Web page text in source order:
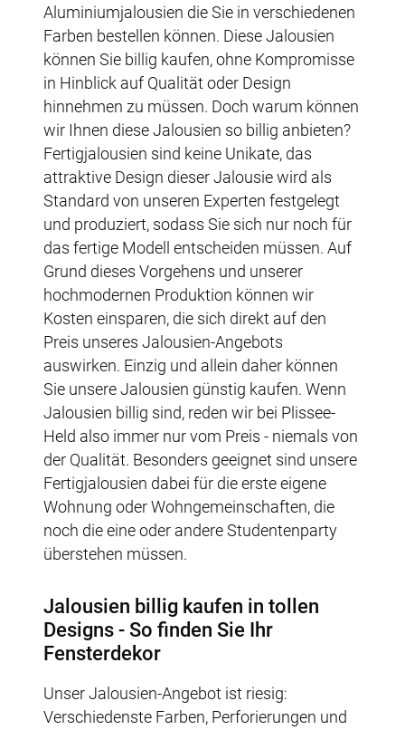
Aluminiumjalousien die Sie in verschiedenen
Farben bestellen können. Diese Jalousien
können Sie billig kaufen, ohne Kompromisse
in Hinblick auf Qualität oder Design
hinnehmen zu müssen. Doch warum können
wir Ihnen diese Jalousien so billig anbieten?
Fertigjalousien sind keine Unikate, das
attraktive Design dieser Jalousie wird als
Standard von unseren Experten festgelegt
und produziert, sodass Sie sich nur noch für
das fertige Modell entscheiden müssen. Auf
Grund dieses Vorgehens und unserer
hochmodernen Produktion können wir
Kosten einsparen, die sich direkt auf den
Preis unseres Jalousien-Angebots
auswirken. Einzig und allein daher können
Sie unsere Jalousien günstig kaufen. Wenn
Jalousien billig sind, reden wir bei Plissee-
Held also immer nur vom Preis - niemals von
der Qualität. Besonders geeignet sind unsere
Fertigjalousien dabei für die erste eigene
Wohnung oder Wohngemeinschaften, die
noch die eine oder andere Studentenparty
überstehen müssen.
Jalousien billig kaufen in tollen
Designs - So finden Sie Ihr
Fensterdekor
Unser Jalousien-Angebot ist riesig:
Verschiedenste Farben, Perforierungen und